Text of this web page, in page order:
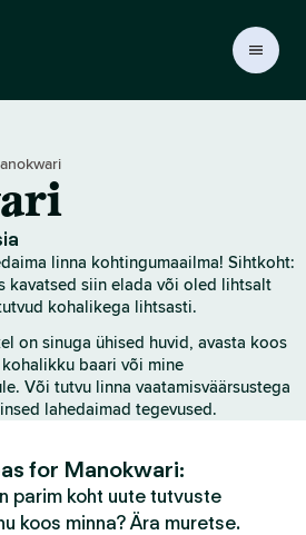
linna kohtingumaailma! Sihtkoht:
kavatsed siin elada või oled lihtsalt
kohalikega lihtsasti.
on sinuga ühised huvid, avasta koos
baari või mine
Või tutvu linna vaatamisväärsustega
lahedaimad tegevused.
for Manokwari:
parim koht uute tutvuste
koos minna? Ära muretse.